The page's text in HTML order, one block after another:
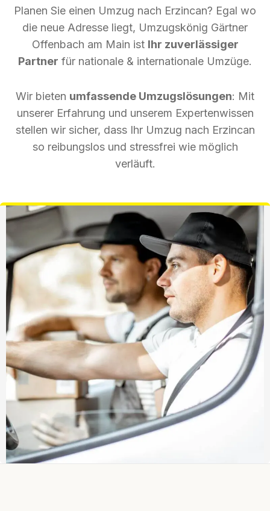
Planen Sie einen Umzug nach Erzincan? Egal wo
die neue Adresse liegt, Umzugskönig Gärtner
Offenbach am Main ist Ihr zuverlässiger
Partner für nationale & internationale Umzüge.
Wir bieten umfassende Umzugslösungen: Mit
unserer Erfahrung und unserem Expertenwissen
stellen wir sicher, dass Ihr Umzug nach Erzincan
so reibungslos und stressfrei wie möglich
verläuft.